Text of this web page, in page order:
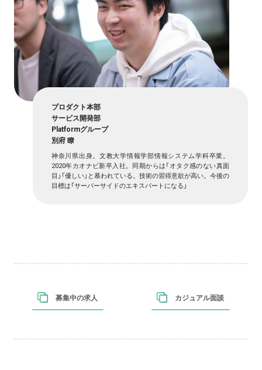
プロダクト本部
サービス開発部
Platformグループ
別府 瞭
神奈川県出身。文教大学情報学部情報システム学科卒業。
2020年カオナビ新卒入社。同期からは「オタク感のない真面
目」「優しい」と慕われている。技術の習得意欲が高い。今後の
目標は「サーバーサイドのエキスパートになる」
募集中の求人 カジュアル面談